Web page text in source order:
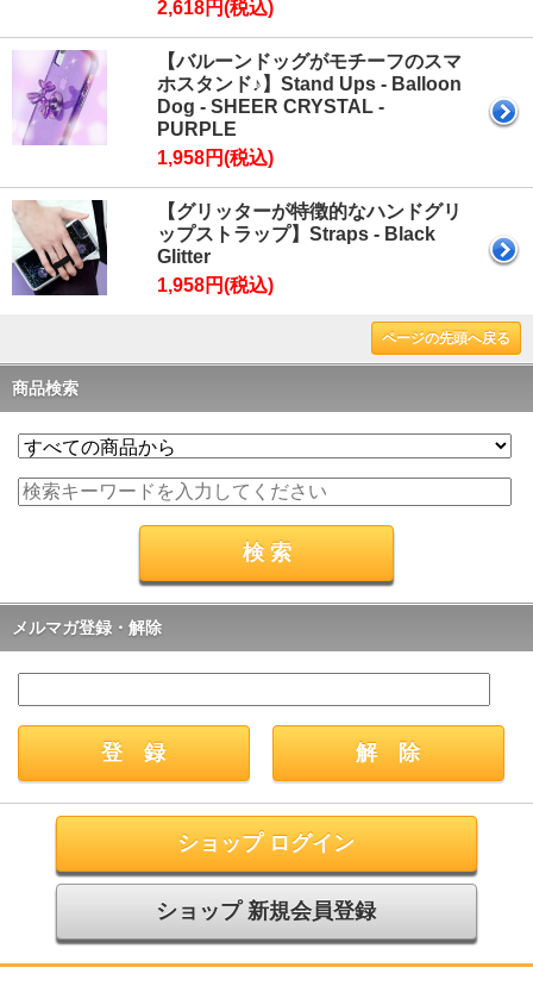
2,618円(税込)
【バルーンドッグがモチーフのスマ
ホスタンド♪】Stand Ups - Balloon
Dog - SHEER CRYSTAL -
PURPLE
1,958円(税込)
【グリッターが特徴的なハンドグリ
ップストラップ】Straps - Black
Glitter
1,958円(税込)
ページの先頭へ戻る
商品検索
メルマガ登録・解除
ショップ ログイン
ショップ 新規会員登録